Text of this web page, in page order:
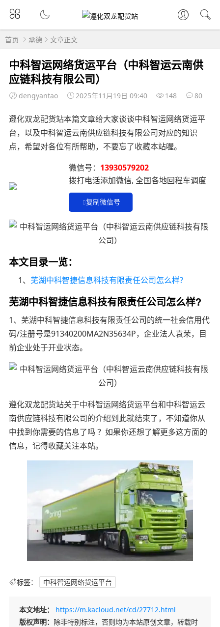
首页 承德 文章正文
中科智运网络货运平台（中科智运云南供
应链科技有限公司）
dengyantao 2025年11月19日 09:40 148 80
遵化双龙配货站本篇文章给大家谈谈中科智运网络货运平
台，以及中科智运云南供应链科技有限公司对应的知识
点，希望对各位有所帮助，不要忘了收藏本站喔。
微信号： 13930579202
拨打电话添加微信, 全国各地回程车调度
复制微信号
本文目录一览：
1、 芜湖中科智捷信息科技有限责任公司怎么样?
芜湖中科智捷信息科技有限责任公司怎么样?
1、芜湖中科智捷信息科技有限责任公司的统一社会信用代
码/注册号是91340200MA2N35634P，企业法人袁荣，目
前企业处于开业状态。
遵化双龙配货站关于中科智运网络货运平台和中科智运云
南供应链科技有限公司的介绍到此就结束了，不知道你从
中找到你需要的信息了吗 ？如果你还想了解更多这方面的
信息，记得收藏关注本站。
标签： 中科智运网络货运平台
本文地址：
https://m.kacloud.net/cd/27712.html
版权声明： 除非特别标注，否则均为本站原创文章，转载时